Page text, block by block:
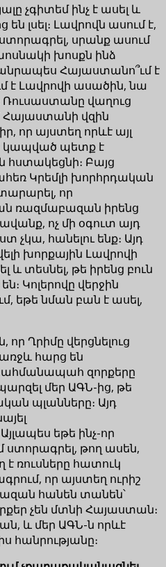
չգիտեմ ինչ է ասել և
են լսել։ Լավրովն ասում է,
սրանք ասում
խոսքն ինձ
Հայաստանո՞ւմ է
է Լավրովի ասածին, նա
Ռուսաստանը վաղուց
Հայաստանի վզին
որ այստեղ որևէ այլ
կապված պետք է
հստակեցնի։ Բայց
Կրեմլի խորհրդական
որ
ռազմաբազան իրենց
ոչ մի օգուտ այդ
չկա, հանելու ենք։ Այդ
խորքային Լավրովի
և տեսնել, թե իրենց բուն
Կոլերովը վերջին
եթե նման բան է ասել,
Ղրիմը վերցնելուց
հարց են
զորքերը
մեր ԱԳՆ-ից, թե
պլանները։ Այդ
եթե ինչ-որ
թող ասեն,
է ռուսները հատուկ
որ այստեղ ուրիշ
բազան հանեն տանեն՝
չեն մտնի Հայաստան։
և մեր ԱԳՆ-ն որևէ
հանրությանը։